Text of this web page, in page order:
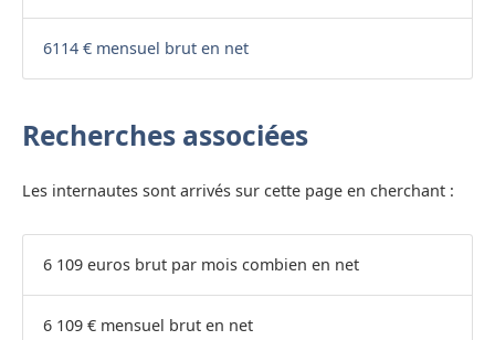
6114 € mensuel brut en net
Recherches associées
Les internautes sont arrivés sur cette page en cherchant :
6 109 euros brut par mois combien en net
6 109 € mensuel brut en net